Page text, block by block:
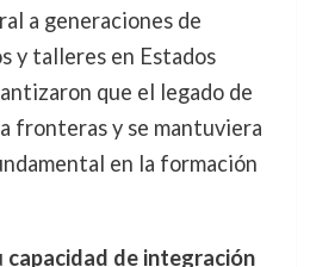
a generaciones de
y talleres en Estados
que el legado de
fronteras y se mantuviera
en la formación
capacidad de integración